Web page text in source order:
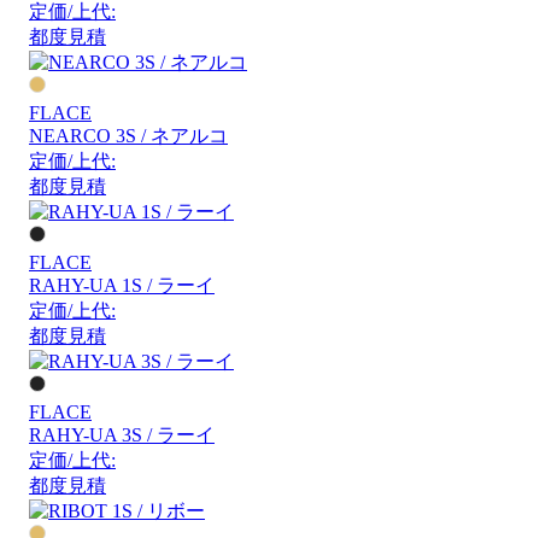
定価/上代:
都度見積
FLACE
NEARCO 3S / ネアルコ
定価/上代:
都度見積
FLACE
RAHY-UA 1S / ラーイ
定価/上代:
都度見積
FLACE
RAHY-UA 3S / ラーイ
定価/上代:
都度見積